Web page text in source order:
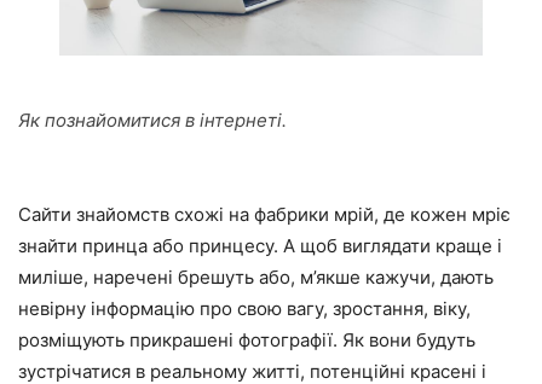
Як познайомитися в інтернеті.
Сайти знайомств схожі на фабрики мрій, де кожен мріє
знайти принца або принцесу. А щоб виглядати краще і
миліше, наречені брешуть або, м’якше кажучи, дають
невірну інформацію про свою вагу, зростання, віку,
розміщують прикрашені фотографії. Як вони будуть
зустрічатися в реальному житті, потенційні красені і